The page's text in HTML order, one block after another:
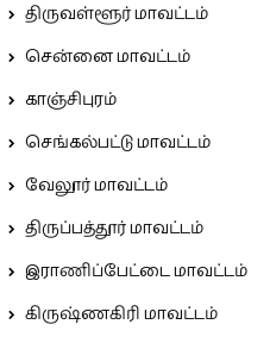
திருவள்ளூர் மாவட்டம்
சென்னை மாவட்டம்
காஞ்சிபுரம்
செங்கல்பட்டு மாவட்டம்
வேலூர் மாவட்டம்
திருப்பத்தூர் மாவட்டம்
இராணிப்பேட்டை மாவட்டம்
கிருஷ்ணகிரி மாவட்டம்